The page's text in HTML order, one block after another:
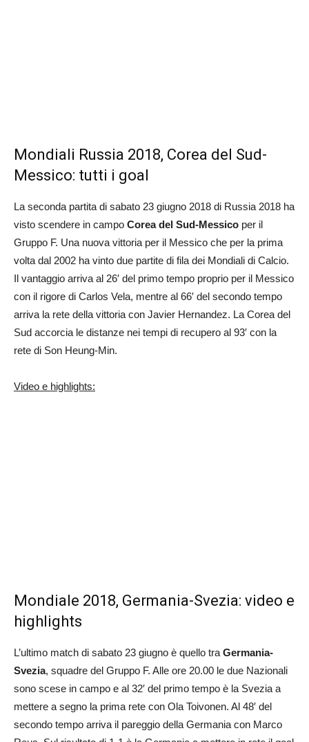
Mondiali Russia 2018, Corea del Sud-
Messico: tutti i goal
La seconda partita di sabato 23 giugno 2018 di Russia 2018 ha
visto scendere in campo Corea del Sud-Messico per il
Gruppo F. Una nuova vittoria per il Messico che per la prima
volta dal 2002 ha vinto due partite di fila dei Mondiali di Calcio.
Il vantaggio arriva al 26′ del primo tempo proprio per il Messico
con il rigore di Carlos Vela, mentre al 66′ del secondo tempo
arriva la rete della vittoria con Javier Hernandez. La Corea del
Sud accorcia le distanze nei tempi di recupero al 93′ con la
rete di Son Heung-Min.
Video e highlights:
Mondiale 2018, Germania-Svezia: video e
highlights
L’ultimo match di sabato 23 giugno è quello tra Germania-
Svezia, squadre del Gruppo F. Alle ore 20.00 le due Nazionali
sono scese in campo e al 32′ del primo tempo è la Svezia a
mettere a segno la prima rete con Ola Toivonen. Al 48′ del
secondo tempo arriva il pareggio della Germania con Marco